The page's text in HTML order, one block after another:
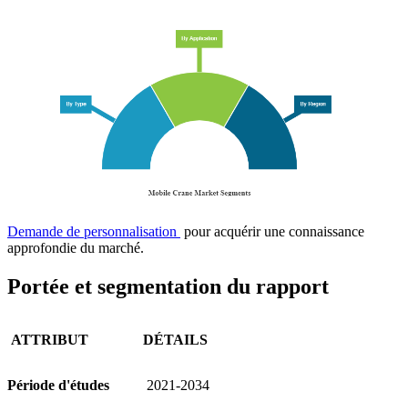
Demande de personnalisation pour acquérir une connaissance
approfondie du marché.
Portée et segmentation du rapport
ATTRIBUT DÉTAILS
Période d'études 2021-2034